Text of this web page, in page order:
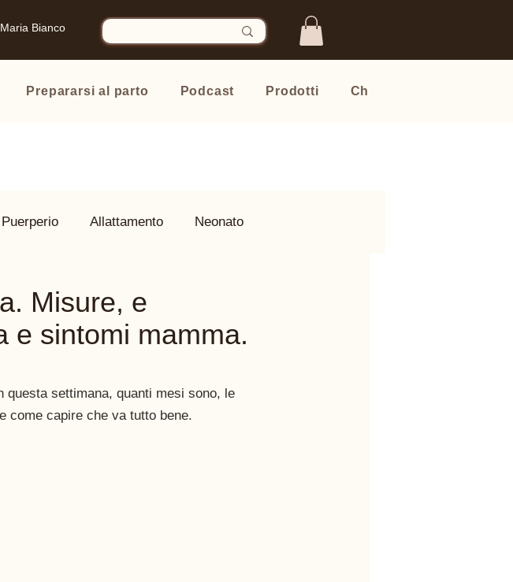
Bianco
Prepararsi al parto Podcast Prodotti Chi sono
Puerperio Allattamento Neonato
Misure, e
e sintomi mamma.
settimana, quanti mesi sono, le
come capire che va tutto bene.